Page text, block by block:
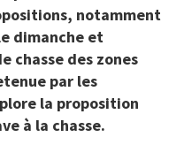
notamment
dimanche et
chasse des zones
par les
la proposition
à la chasse.